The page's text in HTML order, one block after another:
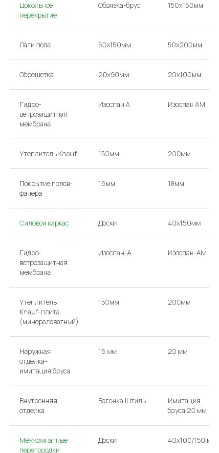
Цокольное
перекрытие
Обвязка-брус 150x150мм
Лаги пола 50х150мм 50х200мм
Обрешетка 20х90мм 20х100мм
Гидро-
ветрозащитная
мембрана
Изоспан А Изоспан AM
Утеплитель Knauf 150мм 200мм
Покрытие полов-
фанера
16мм 18мм
Силовой каркас Доски 40х150мм
Гидро-
ветрозащитная
мембрана
Изоспан-A Изоспан-AM
Утеплитель
Knauf-плита
(минераловатный)
150мм 200мм
Наружная
отделка-
имитация бруса
16 мм 20 мм
Внутренняя
отделка
Вагонка Штиль
Имитация
бруса 20 мм
Межкомнатные
перегородки
Доски 40х100/150 мм